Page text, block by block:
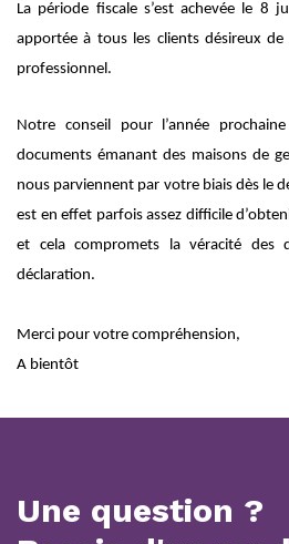
La période fiscale s’est achevée le 8
apportée à tous les clients désireux
professionnel.
Notre conseil pour l’année
documents émanant des maisons de
nous parviennent par votre biais dès le
est en effet parfois assez difficile
et cela compromets la véracité des
déclaration.
Merci pour votre compréhension,
A bientôt
Une question ?